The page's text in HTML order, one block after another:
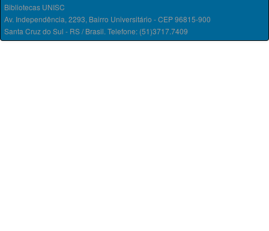
Bibliotecas UNISC
Av. Independência, 2293, Bairro Universitário - CEP 96815-900
Santa Cruz do Sul - RS / Brasil. Telefone: (51)3717.7409